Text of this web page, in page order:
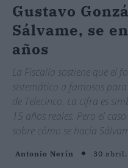
Gustavo
Sálvame, se
años
La Fiscalía sostiene que el
sistemático a famosos
de Telecinco. La cifra es
15 años reales. Pero el
sobre cómo se hacía
Antonio Nerín 30 abril,